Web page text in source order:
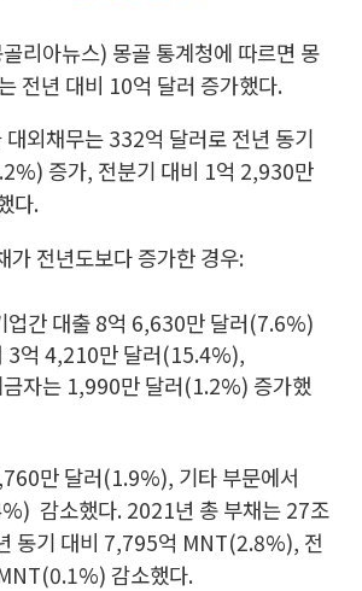
리아뉴스) 몽골 통계청에 따르면 몽
전년 대비 10억 달러 증가했다.
외채무는 332억 달러로 전년 동기
증가, 전분기 대비 1억 2,930만
다.
가 전년도보다 증가한 경우:
업간 대출 8억 6,630만 달러(7.6%)
3억 4,210만 달러(15.4%),
금자는 1,990만 달러(1.2%) 증가했
만 달러(1.9%), 기타 부문에서
감소했다. 2021년 총 부채는 27조
동기 대비 7,795억 MNT(2.8%), 전
감소했다.